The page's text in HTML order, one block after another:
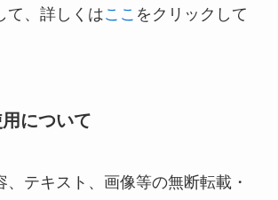
て、詳しくはここ をクリックして
について
、テキスト、画像等の無断転載・